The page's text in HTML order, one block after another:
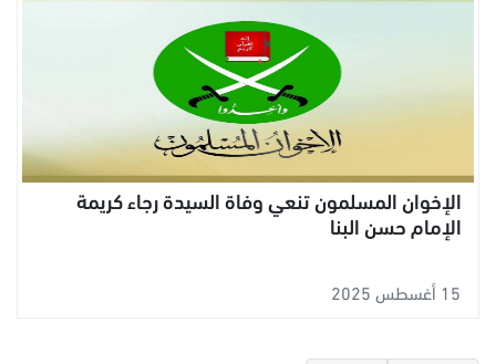
الإخوان المسلمون تنعي وفاة السيدة رجاء كريمة
الإمام حسن البنا
15 أغسطس 2025